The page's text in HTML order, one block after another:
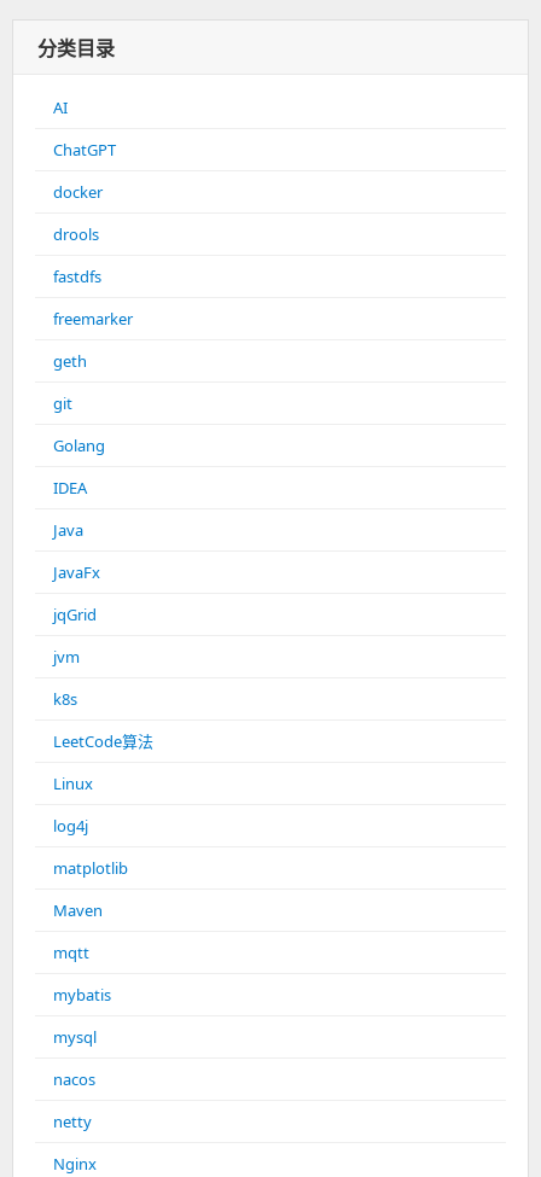
分类目录
AI
ChatGPT
docker
drools
fastdfs
freemarker
geth
git
Golang
IDEA
Java
JavaFx
jqGrid
jvm
k8s
LeetCode算法
Linux
log4j
matplotlib
Maven
mqtt
mybatis
mysql
nacos
netty
Nginx